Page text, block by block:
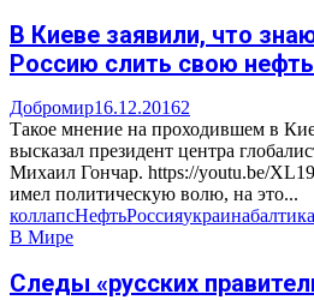
В Киеве заявили, что
Россию слить свою
Добромир16.12.20162
Такое мнение на проходившем в
высказал президент центра
Михаил Гончар. https://youtu.be/
имел политическую волю, на это...
коллапсНефтьРоссияукраинабалтика
В Мире
Следы «русских